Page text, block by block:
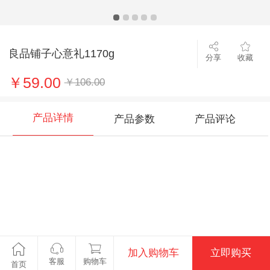
良品铺子心意礼1170g 分享 收藏
￥59.00 ￥106.00
产品详情 产品参数 产品评论
首页 客服 购物车
加入购物车 立即购买